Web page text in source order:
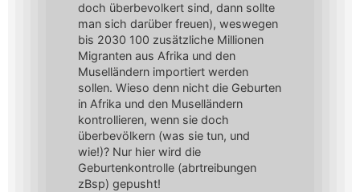
doch überbevolkert sind, dann sollte
man sich darüber freuen), weswegen
bis 2030 100 zusätzliche Millionen
Migranten aus Afrika und den
Muselländern importiert werden
sollen. Wieso denn nicht die Geburten
in Afrika und den Muselländern
kontrollieren, wenn sie doch
überbevölkern (was sie tun, und
wie!)? Nur hier wird die
Geburtenkontrolle (abrtreibungen
zBsp) gepusht!